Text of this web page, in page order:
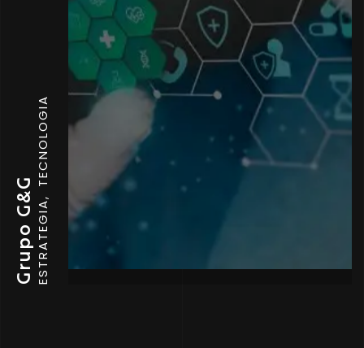
ESTRATEGIA
TECNOLOGIA
Grupo G&G